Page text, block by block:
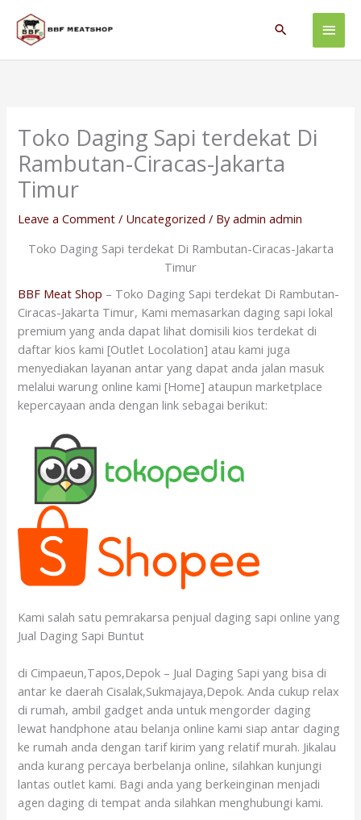
content
Main
Search
Toko Daging Sapi terdekat Di
Rambutan-Ciracas-Jakarta
Timur
Leave a Comment / Uncategorized / Byadmin admin
Toko Daging Sapi terdekat Di Rambutan-Ciracas-Jakarta
Timur
BBF Meat Shop – Toko Daging Sapi terdekat Di Rambutan-
Ciracas-Jakarta Timur, Kami memasarkan daging sapi lokal
premium yang anda dapat lihat domisili kios terdekat di
daftar kios kami [Outlet Locolation] atau kami juga
menyediakan layanan antar yang dapat anda jalan masuk
melalui warung online kami [Home] ataupun marketplace
kepercayaan anda dengan link sebagai berikut:
Kami salah satu pemrakarsa penjual daging sapi online yang
Jual Daging Sapi Buntut
di Cimpaeun,Tapos,Depok – Jual Daging Sapi yang bisa di
antar ke daerah Cisalak,Sukmajaya,Depok. Anda cukup relax
di rumah, ambil gadget anda untuk mengorder daging
lewat handphone atau belanja online kami siap antar daging
ke rumah anda dengan tarif kirim yang relatif murah. Jikalau
anda kurang percaya berbelanja online, silahkan kunjungi
lantas outlet kami. Bagi anda yang berkeinginan menjadi
agen daging di tempat anda silahkan menghubungi kami.